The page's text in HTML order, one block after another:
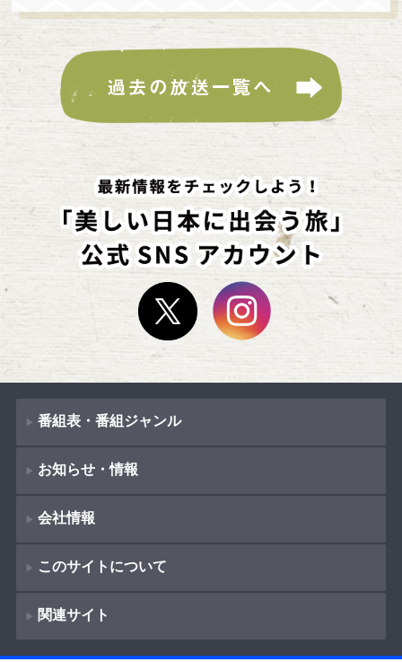
番組表・番組ジャンル
番組表
番組ジャンル
ドラマ
映画
お知らせ・情報
新着情報
お知らせ
イベント
会社情報
会社概要
（Company Information）
このサイトについて
著作権とリンク
関連サイト